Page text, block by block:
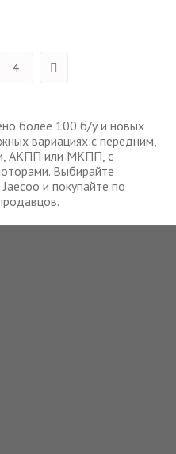
4
более 100 б/у и новых
вариациях:с передним,
АКПП или МКПП, с
Выбирайте
и покупайте по